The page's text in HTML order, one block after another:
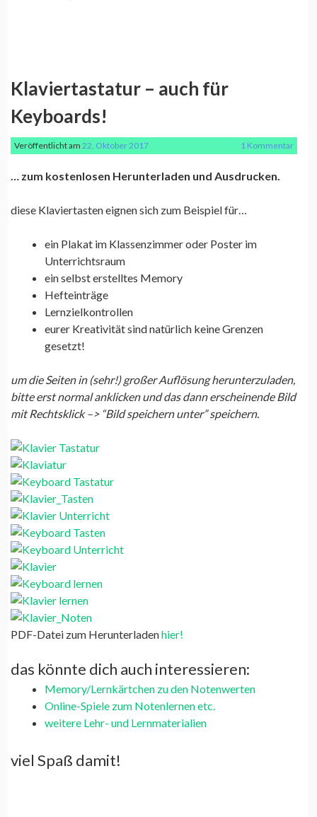
Klaviertastatur – auch für
Keyboards!
Veröffentlicht am22. Oktober 2017 1 Kommentar
… zum kostenlosen Herunterladen und Ausdrucken.
diese Klaviertasten eignen sich zum Beispiel für…
ein Plakat im Klassenzimmer oder Poster im
Unterrichtsraum
ein selbst erstelltes Memory
Hefteinträge
Lernzielkontrollen
eurer Kreativität sind natürlich keine Grenzen
gesetzt!
um die Seiten in (sehr!) großer Auflösung herunterzuladen,
bitte erst normal anklicken und das dann erscheinende Bild
mit Rechtsklick –> “Bild speichern unter” speichern.
PDF-Datei zum Herunterladenhier!
das könnte dich auch interessieren:
Memory/Lernkärtchen zu den Notenwerten
Online-Spiele zum Notenlernen etc.
weitere Lehr- und Lernmaterialien
viel Spaß damit!